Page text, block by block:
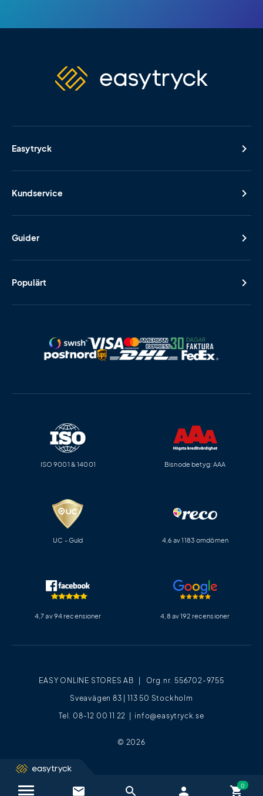
Kontakta oss / FAQ close
Easytryck
Kundservice
Guider
Populärt
EASY ONLINE STORES AB | Org.nr. 556702-9755
Sveavägen 83 | 113 50 Stockholm
Tel. 08-12 00 11 22 | info@easytryck.se
© 2026
ISO 9001 & 14001 Bisnode betyg: AAA
UC - Guld 4,6 av 1183 omdömen
4,7 av 94 recensioner 4,8 av 192 recensioner
email search person shopping_cart